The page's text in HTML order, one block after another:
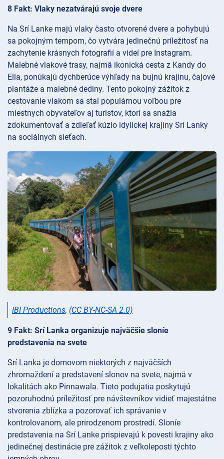
8 Fakt: Vlaky nezatvárajú svoje dvere
Na Srí Lanke majú vlaky často otvorené dvere a pohybujú
sa pokojným tempom, čo vytvára jedinečnú príležitosť na
zachytenie krásnych fotografií a videí pre Instagram.
Malebné vlakové trasy, najmä ikonická cesta z Kandy do
Ella, ponúkajú dychberúce výhľady na bujnú krajinu, čajové
plantáže a malebné dediny. Tento pokojný zážitok z
cestovanie vlakom sa stal populárnou voľbou pre
miestnych obyvateľov aj turistov, ktorí sa snažia
zdokumentovať a zdieľať kúzlo idylickej krajiny Srí Lanky
na sociálnych sieťach.
IBI Productions, (CC BY-NC-SA 2.0)
9 Fakt: Srí Lanka organizuje najväčšie sloníe
predstavenia na svete
Srí Lanka je domovom niektorých z najväčších
zhromaždení a predstavení slonov na svete, najmä v
lokalitách ako Pinnawala. Tieto podujatia poskytujú
pozoruhodnú príležitosť pre návštevníkov vidieť majestátne
stvorenia zblízka a pozorovať ich správanie v
kontrolovanom, ale prirodzenom prostredí. Sloníe
predstavenia na Srí Lanke prispievajú k povesti krajiny ako
jedinečnej destinácie pre zážitok z veľkoleposti týchto